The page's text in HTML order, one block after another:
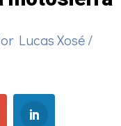
Lucas Xosé/